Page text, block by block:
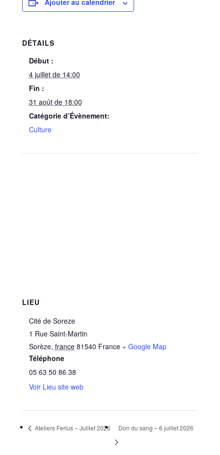
Ajouter au calendrier
DÉTAILS
Début :
4 juillet de 14:00
Fin :
31 août de 18:00
Catégorie d’Évènement:
Culture
LIEU
Cité de Soreze
1 Rue Saint-Martin
Sorèze, france 81540 France + Google Map
Téléphone
05 63 50 86 38
Voir Lieu site web
Ateliers Ferlus – Juillet 2026 Don du sang – 6 juillet 2026